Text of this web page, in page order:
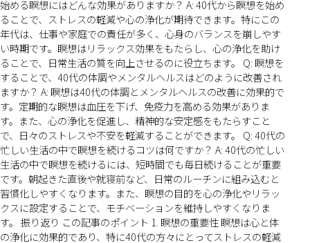
始める瞑想にはどんな効果がありますか？ A: 40代から瞑想を始め
ることで、ストレスの軽減や心の浄化が期待できます。特にこの
年代は、仕事や家庭での責任が多く、心身のバランスを崩しやす
い時期です。瞑想はリラックス効果をもたらし、心の浄化を助け
ることで、日常生活の質を向上させるのに役立ちます。 Q: 瞑想を
することで、40代の体調やメンタルヘルスはどのように改善され
ますか？ A: 瞑想は40代の体調とメンタルヘルスの改善に効果的で
す。定期的な瞑想は血圧を下げ、免疫力を高める効果がありま
す。また、心の浄化を促進し、精神的な安定感をもたらすこと
で、日々のストレスや不安を軽減することができます。 Q: 40代の
忙しい生活の中で瞑想を続けるコツは何ですか？ A: 40代の忙しい
生活の中で瞑想を続けるには、短時間でも毎日続けることが重要
です。朝起きた直後や就寝前など、日常のルーチンに組み込むと
習慣化しやすくなります。また、瞑想の目的を心の浄化やリラッ
クスに設定することで、モチベーションを維持しやすくなりま
す。 振り返り この記事のポイント 1. 瞑想の重要性 瞑想は心と体
の浄化に効果的であり、特に40代の方々にとってストレスの軽減